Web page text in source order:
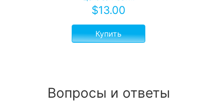
$13.00
Купить
Вопросы и ответы